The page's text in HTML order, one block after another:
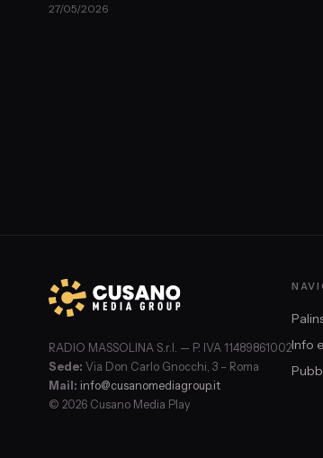
27/05/2026
RADIO MASSOLINA S.r.l. — P. IVA 11489861002
Sede: Via Don Carlo Gnocchi, 3 – Roma
Mail: info@cusanomediagroup.it
© 2026 Cusano Media Play
Info